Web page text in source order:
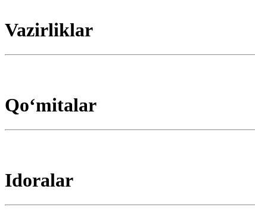
Vazirliklar
Qoʻmitalar
Idoralar